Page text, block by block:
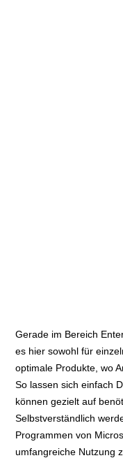
Gerade im Bereich
es hier sowohl für
optimale Produkte, wo
So lassen sich einfach
können gezielt auf
Selbstverständlich
Programmen von
umfangreiche Nutzung